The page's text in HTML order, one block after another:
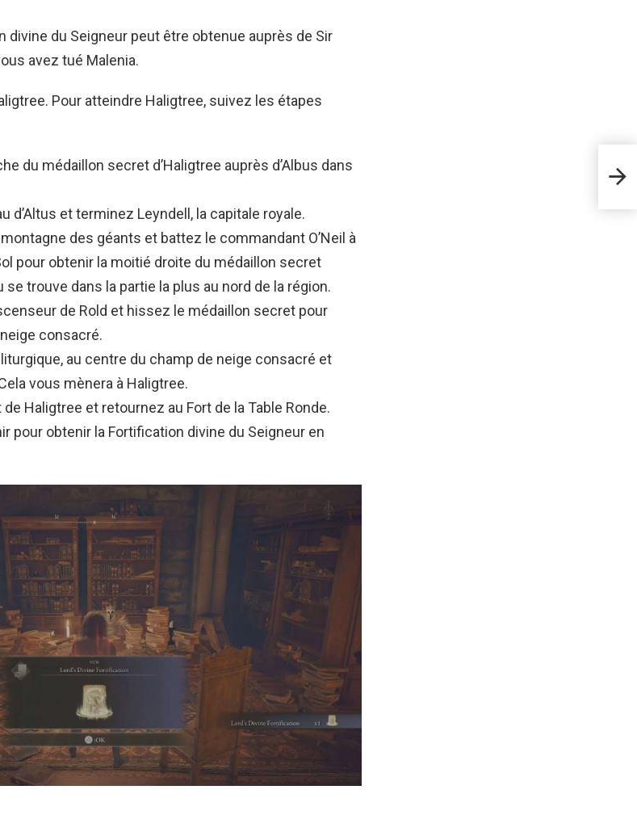
divine du Seigneur peut être obtenue auprès de Sir
avez tué Malenia.
Pour atteindre Haligtree, suivez les étapes
du médaillon secret d’Haligtree auprès d’Albus dans
d’Altus et terminez Leyndell, la capitale royale.
des géants et battez le commandant O’Neil à
pour obtenir la moitié droite du médaillon secret
se trouve dans la partie la plus au nord de la région.
de Rold et hissez le médaillon secret pour
consacré.
au centre du champ de neige consacré et
vous mènera à Haligtree.
Haligtree et retournez au Fort de la Table Ronde.
pour obtenir la Fortification divine du Seigneur en
de